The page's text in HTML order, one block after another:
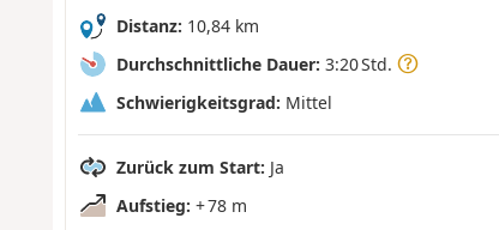
Distanz: 10,84 km
Durchschnittliche Dauer: 3:20 Std.
Schwierigkeitsgrad: Mittel
Zurück zum Start: Ja
Aufstieg: + 78 m